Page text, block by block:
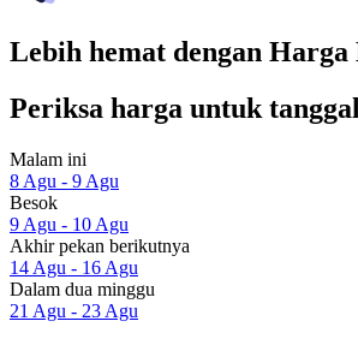
Lebih hemat dengan
Periksa harga untuk
Malam ini
8 Agu - 9 Agu
Besok
9 Agu - 10 Agu
Akhir pekan berikutnya
14 Agu - 16 Agu
Dalam dua minggu
21 Agu - 23 Agu